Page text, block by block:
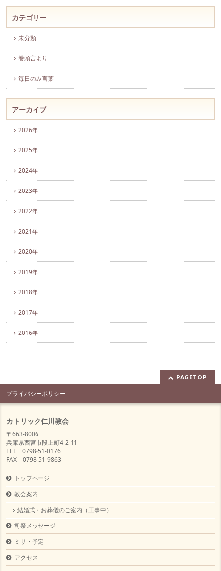
カテゴリー
未分類
巻頭言より
毎日のみ言葉
アーカイブ
2026年
2025年
2024年
2023年
2022年
2021年
2020年
2019年
2018年
2017年
2016年
PAGETOP
プライバシーポリシー
カトリック仁川教会
〒663-8006
兵庫県西宮市段上町4-2-11
TEL 0798-51-0176
FAX 0798-51-9863
トップページ
教会案内
結婚式・お葬儀のご案内（工事中）
司祭メッセージ
ミサ・予定
アクセス